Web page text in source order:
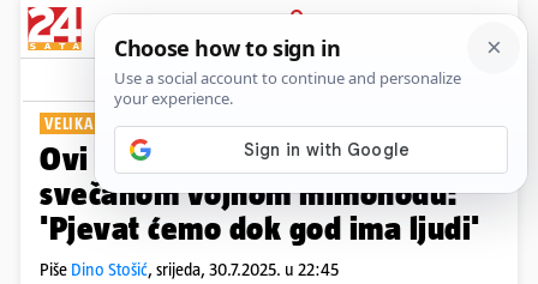
PRIJAVA
Show Komentari
VELIKA ČAST
Ovi glazbenici nastupit će na
svečanom vojnom mimohodu:
'Pjevat ćemo dok god ima ljudi'
Piše Dino Stošić, srijeda, 30.7.2025. u 22:45